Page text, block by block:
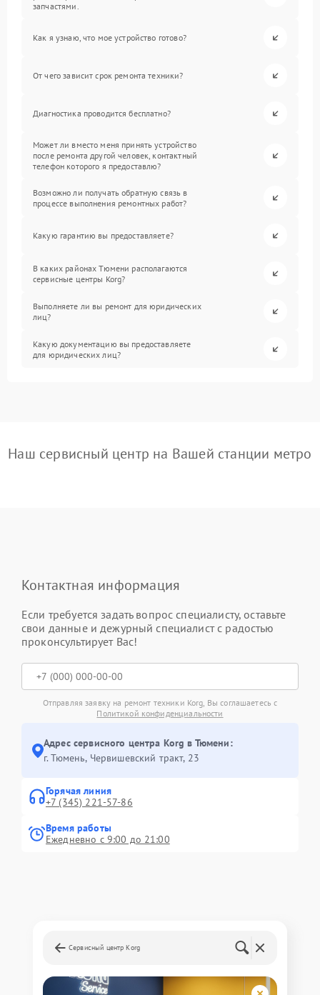
запчастями.
Как я узнаю, что мое устройство готово?
От чего зависит срок ремонта техники?
Диагностика проводится бесплатно?
Может ли вместо меня принять устройство
после ремонта другой человек, контактный
телефон которого я предоставлю?
Возможно ли получать обратную связь в
процессе выполнения ремонтных работ?
Какую гарантию вы предоставляете?
В каких районах Тюмени располагаются
сервисные центры Korg?
Выполняете ли вы ремонт для юридических
лиц?
Какую документацию вы предоставляете
для юридических лиц?
Наш сервисный центр на Вашей станции метро
Контактная информация
Если требуется задать вопрос специалисту, оставьте
свои данные и дежурный специалист с радостью
проконсультирует Вас!
Отправляя заявку на ремонт техники Korg, Вы соглашаетесь с
Политикой конфиденциальности
Адрес сервисного центра Korg в Тюмени:
г. Тюмень, ​Червишевский тракт, 23
Горячая линия
+7 (345) 221-57-86
Время работы
Ежедневно с 9:00 до 21:00
Сервисный центр Korg